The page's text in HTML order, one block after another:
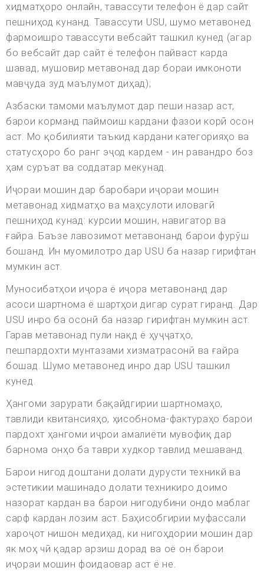
хидматҳоро онлайн, тавассути телефон ё дар сайт
пешниҳод кунанд. Тавассути USU, шумо метавонед
фармоишро тавассути вебсайт ташкил кунед (агар
бо вебсайт дар сайт ё телефон пайваст карда
шавад, мушовир метавонад дар бораи имконоти
мавҷуда зуд маълумот диҳад);
Азбаски тамоми маълумот дар пеши назар аст,
барои корманд паймоиш кардани фазои корӣ осон
аст. Мо қобилияти таъкид кардани категорияҳо ва
статусҳоро бо ранг эҷод кардем - ин равандро боз
ҳам суръат ва соддатар мекунад.
Иҷораи мошин дар баробари иҷораи мошин
метавонад хидматҳо ва маҳсулоти иловагӣ
пешниҳод кунад: курсии мошин, навигатор ва
ғайра. Баъзе лавозимот метавонанд барои фурӯш
бошанд. Ин муомилотро дар USU ба назар гирифтан
мумкин аст.
Муносибатҳои иҷора ё иҷора метавонанд дар
асоси шартнома ё шартҳои дигар сурат гиранд. Дар
USU инро ба осонӣ ба назар гирифтан мумкин аст.
Гарав метавонад пули нақд ё ҳуҷҷатҳо,
пешпардохти мунтазами хизматрасонӣ ва ғайра
бошад. Шумо метавонед инро дар USU ташкил
кунед.
Ҳангоми зарурати бақайдгирии шартномаҳо,
тавлиди квитансияҳо, ҳисобнома-фактураҳо барои
пардохт ҳангоми иҷрои амалиёти мувофиқ дар
барнома онҳо ба таври худкор тавлид мешаванд.
Барои нигод доштани долати дурусти техникй ва
эстетикии машинадо долати техникиро доимо
назорат кардан ва барои нигодубини ондо маблаг
сарф кардан лозим аст. Баҳисобгирии муфассали
хароҷот нишон медиҳад, ки нигоҳдории мошин дар
як моҳ чӣ қадар арзиш дорад ва оё он барои
иҷораи мошин фоидаовар аст ё не.